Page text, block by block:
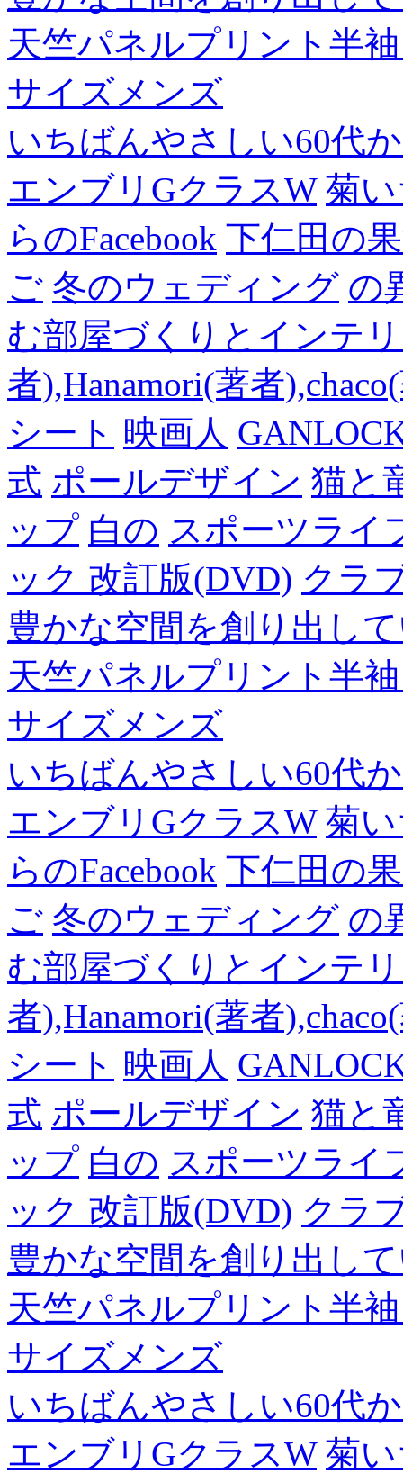
天竺パネルプリント半
サイズメンズ
いちばんやさしい60代
エンブリGクラスW 菊
らのFacebook 下仁田の
ご 冬のウェディング の
む部屋づくりとインテ
者),Hanamori(著者
シート 映画人
式 ポールデザイン 猫と
ップ 白の スポーツライ
ック 改訂版(DVD) クラ
豊かな空間を創り出し
天竺パネルプリント半
サイズメンズ
いちばんやさしい60代
エンブリGクラスW 菊
らのFacebook 下仁田の
ご 冬のウェディング の
む部屋づくりとインテ
者),Hanamori(著者
シート 映画人
式 ポールデザイン 猫と
ップ 白の スポーツライ
ック 改訂版(DVD) クラ
豊かな空間を創り出し
天竺パネルプリント半
サイズメンズ
いちばんやさしい60代
エンブリGクラスW 菊